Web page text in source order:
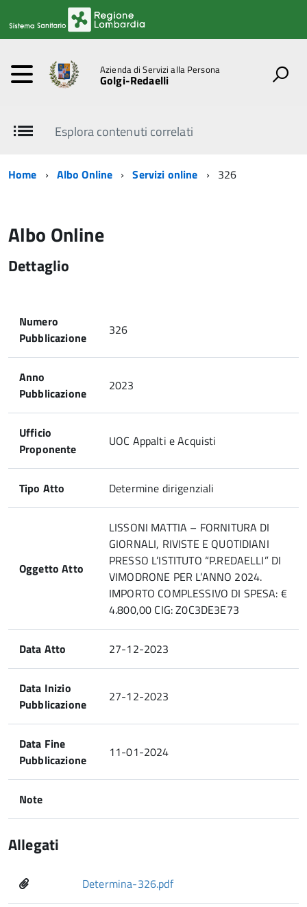
Azienda di Servizi alla Persona
Golgi-Redaelli
Esplora contenuti correlati
Home Albo Online Servizi online 326
Albo Online
Dettaglio
Numero
Pubblicazione
326
Anno
Pubblicazione
2023
Ufficio
Proponente
UOC Appalti e Acquisti
Tipo Atto Determine dirigenziali
Oggetto Atto
LISSONI MATTIA – FORNITURA DI
GIORNALI, RIVISTE E QUOTIDIANI
PRESSO L’ISTITUTO “P.REDAELLI” DI
VIMODRONE PER L’ANNO 2024.
IMPORTO COMPLESSIVO DI SPESA: €
4.800,00 CIG: Z0C3DE3E73
Data Atto 27-12-2023
Data Inizio
Pubblicazione
27-12-2023
Data Fine
Pubblicazione
11-01-2024
Note
Allegati
Determina-326.pdf